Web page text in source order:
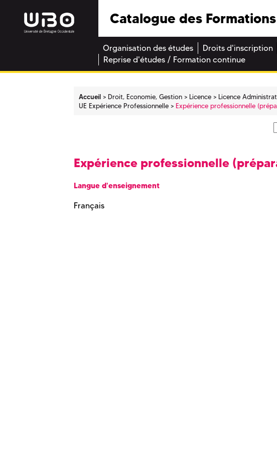
Catalogue des Formations
Organisation des études Droits d'inscription
Reprise d'études / Formation continue
Accueil Droit, Economie, Gestion Licence Licence
UE Expérience Professionnelle
Expérience professionnelle
Expérience professionnelle
Langue d'enseignement
Français